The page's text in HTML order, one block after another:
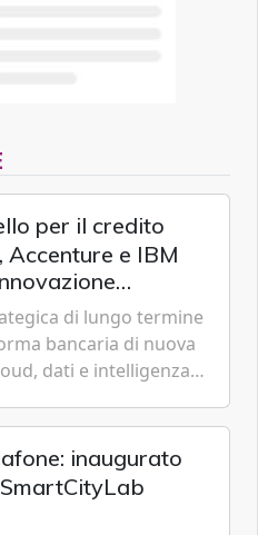
per il credito
Accenture e IBM
di lungo termine
bancaria di nuova
dati e intelligenza
inaugurato